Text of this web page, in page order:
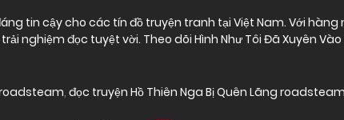
tin cậy cho các tín đồ truyện tranh tại Việt Nam. Với
nghiệm đọc tuyệt vời. Theo dõi Hình Như Tôi Đã Xuyên
roadsteam, đọc truyện Hồ Thiên Nga Bị Quên Lãng